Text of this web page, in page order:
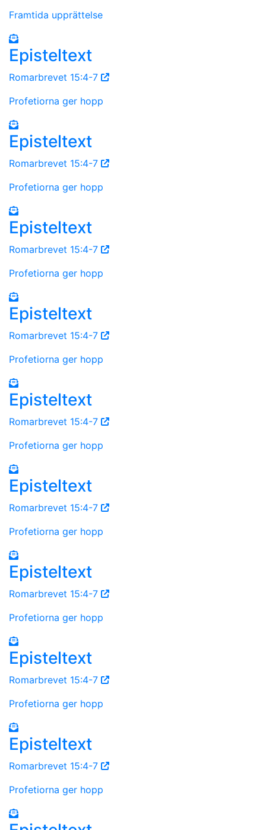
Framtida upprättelse
Episteltext
Romarbrevet 15:4-7
Profetiorna ger hopp
Episteltext
Romarbrevet 15:4-7
Profetiorna ger hopp
Episteltext
Romarbrevet 15:4-7
Profetiorna ger hopp
Episteltext
Romarbrevet 15:4-7
Profetiorna ger hopp
Episteltext
Romarbrevet 15:4-7
Profetiorna ger hopp
Episteltext
Romarbrevet 15:4-7
Profetiorna ger hopp
Episteltext
Romarbrevet 15:4-7
Profetiorna ger hopp
Episteltext
Romarbrevet 15:4-7
Profetiorna ger hopp
Episteltext
Romarbrevet 15:4-7
Profetiorna ger hopp